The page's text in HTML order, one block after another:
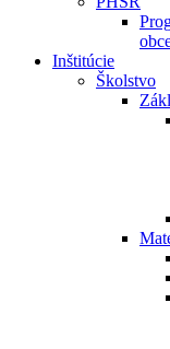
Inštitúcie
Školstvo